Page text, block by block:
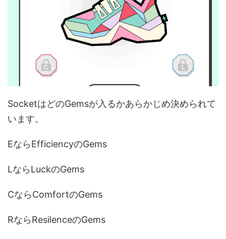
SocketはどのGemsが入るかあらかじめ決められて
います。
EならEfficiencyのGems
LならLuckのGems
CならComfortのGems
RならResilenceのGems